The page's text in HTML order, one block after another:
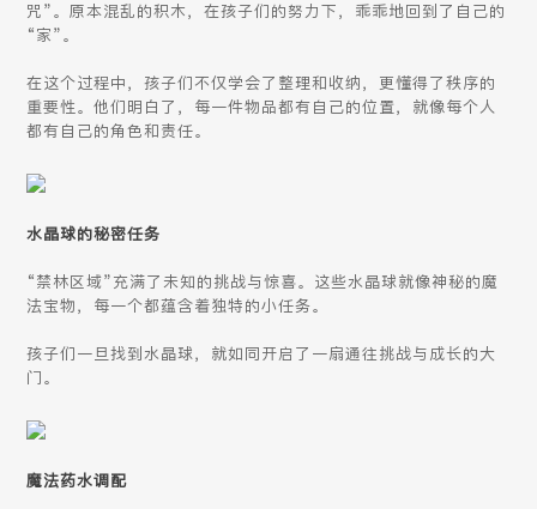
咒”。原本混乱的积木，在孩子们的努力下，乖乖地回到了自己的
“家”。
在这个过程中，孩子们不仅学会了整理和收纳，更懂得了秩序的
重要性。他们明白了，每一件物品都有自己的位置，就像每个人
都有自己的角色和责任。
水晶球的秘密任务
“禁林区域”充满了未知的挑战与惊喜。这些水晶球就像神秘的魔
法宝物，每一个都蕴含着独特的小任务。
孩子们一旦找到水晶球，就如同开启了一扇通往挑战与成长的大
门。
魔法药水调配